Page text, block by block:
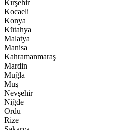
Kırşehir
Kocaeli
Konya
Kütahya
Malatya
Manisa
Kahramanmaraş
Mardin
Muğla
Muş
Nevşehir
Niğde
Ordu
Rize